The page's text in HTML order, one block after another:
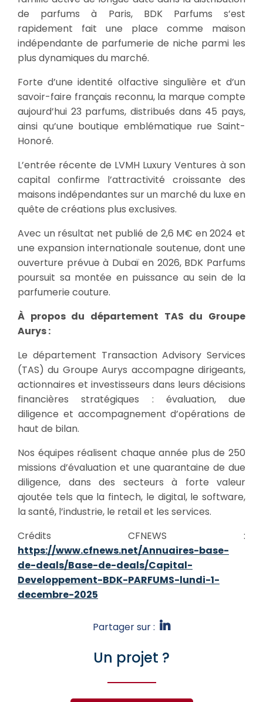
de parfums à Paris, BDK Parfums s’est
rapidement fait une place comme maison
indépendante de parfumerie de niche parmi les
plus dynamiques du marché.
Forte d’une identité olfactive singulière et d’un
savoir-faire français reconnu, la marque compte
aujourd’hui 23 parfums, distribués dans 45 pays,
ainsi qu’une boutique emblématique rue Saint-
Honoré.
L’entrée récente de LVMH Luxury Ventures à son
capital confirme l’attractivité croissante des
maisons indépendantes sur un marché du luxe en
quête de créations plus exclusives.
Avec un résultat net publié de 2,6 M€ en 2024 et
une expansion internationale soutenue, dont une
ouverture prévue à Dubaï en 2026, BDK Parfums
poursuit sa montée en puissance au sein de la
parfumerie couture.
À propos du département TAS du Groupe
Aurys :
Le département Transaction Advisory Services
(TAS) du Groupe Aurys accompagne dirigeants,
actionnaires et investisseurs dans leurs décisions
financières stratégiques : évaluation, due
diligence et accompagnement d’opérations de
haut de bilan.
Nos équipes réalisent chaque année plus de 250
missions d’évaluation et une quarantaine de due
diligence, dans des secteurs à forte valeur
ajoutée tels que la fintech, le digital, le software,
la santé, l’industrie, le retail et les services.
Crédits CFNEWS :
https://www.cfnews.net/Annuaires-base-
de-deals/Base-de-deals/Capital-
Developpement-BDK-PARFUMS-lundi-1-
decembre-2025
Partager sur :
Un projet ?